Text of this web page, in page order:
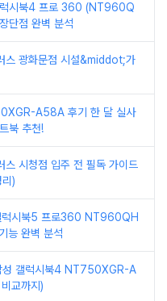
럭시북4 프로 360 (NT960Q
단점 완벽 분석
스 광화문점 시설&middot;가
A58A 후기 한 달 실사
북 추천!
스 시청점 입주 전 필독 가이드
)
럭시북5 프로360 NT960QH
능 완벽 분석
성 갤럭시북4 NT750XGR-A
교까지)